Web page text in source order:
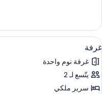
غرفة
مزدوجة
كلاسيكية
استعراض
جميع
صور
غرفة
3
غرفة
غرفة نوم واحدة
يتّسع لـ 2
سرير ملكي